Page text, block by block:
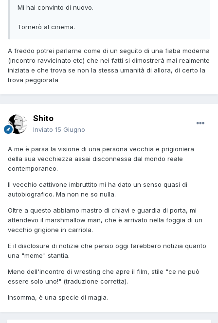
Mi hai convinto di nuovo.
Tornerò al cinema.
A freddo potrei parlarne come di un seguito di una fiaba moderna
(incontro ravvicinato etc) che nei fatti si dimostrerà mai realmente
iniziata e che trova se non la stessa umanità di allora, di certo la
trova peggiorata
Shito
Inviato 15 Giugno
A me è parsa la visione di una persona vecchia e prigioniera
della sua vecchiezza assai disconnessa dal mondo reale
contemporaneo.
Il vecchio cattivone imbruttito mi ha dato un senso quasi di
autobiografico. Ma non ne so nulla.
Oltre a questo abbiamo mastro di chiavi e guardia di porta, mi
attendevo il marshmallow man, che è arrivato nella foggia di un
vecchio grigione in carriola.
E il disclosure di notizie che penso oggi farebbero notizia quanto
una "meme" stantia.
Meno dell'incontro di wresting che apre il film, stile "ce ne può
essere solo uno!" (traduzione corretta).
Insomma, è una specie di magia.